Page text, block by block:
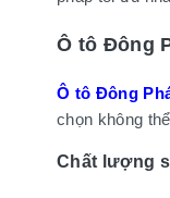
Ô tô Đông
Ô tô Đông
chọn không
Chất lượng